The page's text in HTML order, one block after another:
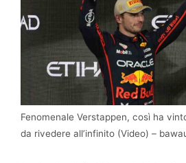
Fenomenale Verstappen, così ha
da rivedere all’infinito (Video) –